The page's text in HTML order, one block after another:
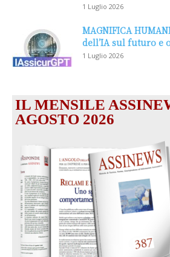
1 Luglio 2026
MAGNIFICA
dell’IA sul futuro e
1 Luglio 2026
IL MENSILE
AGOSTO 2026